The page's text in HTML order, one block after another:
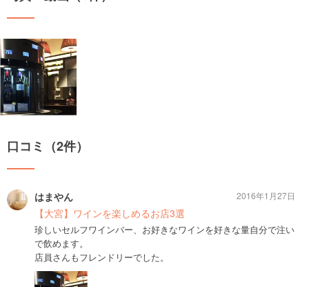
口コミ（2件）
はまやん
【大宮】ワインを楽しめるお店3選
珍しいセルフワインバー、お好きなワインを好きな量自分で注い
で飲めます。
店員さんもフレンドリーでした。
2016年1月27日